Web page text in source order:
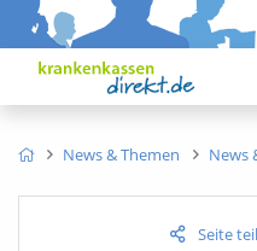
News & Themen News
Seite